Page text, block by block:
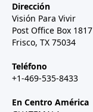
Dirección
Visión Para Vivir
Post Office Box 1817
Frisco, TX 75034
Teléfono
+1-469-535-8433
En Centro América